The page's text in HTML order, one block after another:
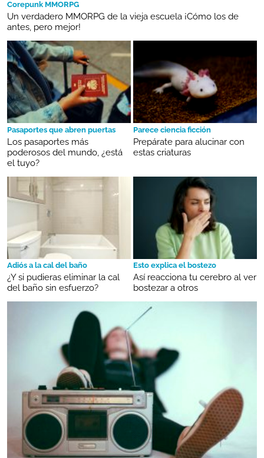
Corepunk MMORPG
Un verdadero MMORPG de la vieja escuela ¡Cómo los de
antes, pero mejor!
Pasaportes que abren puertas
Los pasaportes más
poderosos del mundo, ¿está
el tuyo?
Parece ciencia ficción
Prepárate para alucinar con
estas criaturas
Adiós a la cal del baño
¿Y si pudieras eliminar la cal
del baño sin esfuerzo?
Esto explica el bostezo
Así reacciona tu cerebro al ver
bostezar a otros